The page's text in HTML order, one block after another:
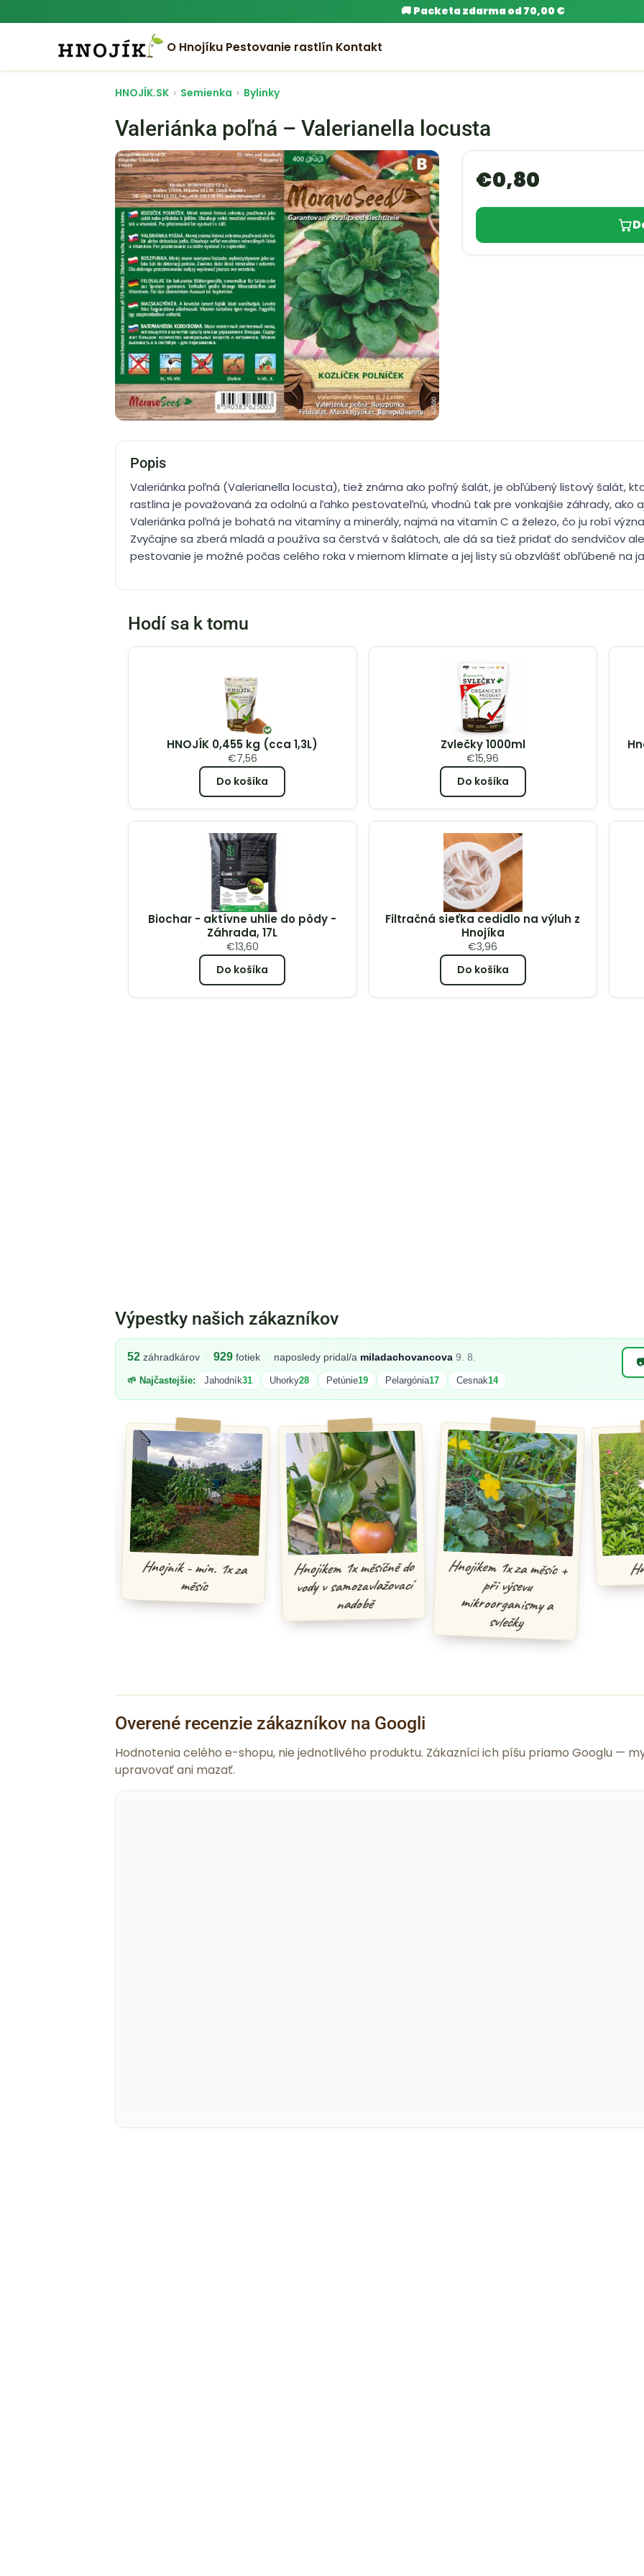
🚚 Packeta zdarma od 70,00 €
O Hnojíku Pestovanie rastlín Kontakt
HNOJÍK.SK › Semienka › Bylinky
Valeriánka poľná – Valerianella locusta
€0,80
Popis
Valeriánka poľná (Valerianella locusta), tiež známa ako poľný šalát, je obľúbený listový šalát,
rastlina je považovaná za odolnú a ľahko pestovateľnú, vhodnú tak pre vonkajšie záhrady, ako
Valeriánka poľná je bohatá na vitamíny a minerály, najmä na vitamín C a železo, čo ju robí
Zvyčajne sa zberá mladá a používa sa čerstvá v šalátoch, ale dá sa tiež pridať do sendvičov
pestovanie je možné počas celého roka v miernom klímate a jej listy sú obzvlášť obľúbené na
Hodí sa k tomu
HNOJÍK 0,455 kg (cca 1,3L)
€7,56
Do košíka
Zvlečky 1000ml
€15,96
Do košíka
Biochar - aktívne uhlie do pôdy -
Záhrada, 17L
€13,60
Do košíka
Filtračná sieťka cedidlo na výluh z
Hnojíka
€3,96
Do košíka
Výpestky našich zákazníkov
52 záhradkárov · 929 fotiek · naposledy pridal/a miladachovancova 9. 8.
🌱 Najčastejšie: Jahodník31 Uhorky28 Petúnie19 Pelargónia17 Cesnak14
Hnojník - min. 1x za
měsíc
Hnojíkem 1x měsíčně do
vody v samozavlažovací
nadobě
Hnojíkem 1x za měsíc +
při výsevu
mikroorganismy a
svlečky
Overené recenzie zákazníkov na Googli
Hodnotenia celého e-shopu, nie jednotlivého produktu. Zákazníci ich píšu priamo Googlu —
upravovať ani mazať.